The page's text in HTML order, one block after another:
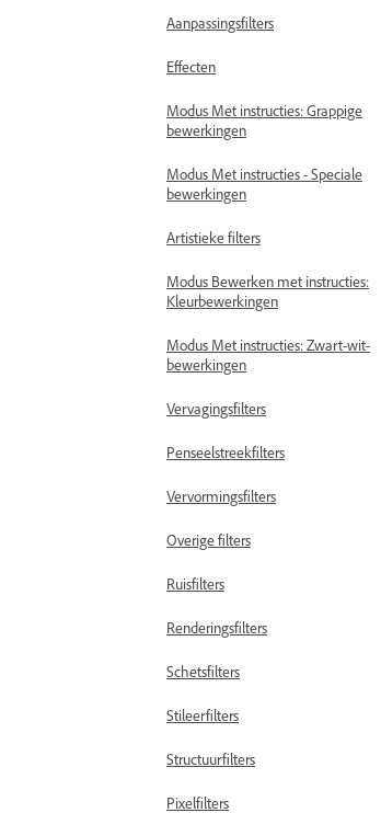
Aanpassingsfilters
Effecten
Modus Met instructies: Grappige
bewerkingen
Modus Met instructies - Speciale
bewerkingen
Artistieke filters
Modus Bewerken met instructies:
Kleurbewerkingen
Modus Met instructies: Zwart-wit-
bewerkingen
Vervagingsfilters
Penseelstreekfilters
Vervormingsfilters
Overige filters
Ruisfilters
Renderingsfilters
Schetsfilters
Stileerfilters
Structuurfilters
Pixelfilters